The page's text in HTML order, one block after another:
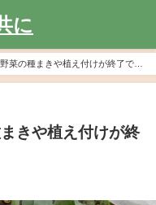
に
野菜の種まきや植え付けが終了で
きや植え付けが終